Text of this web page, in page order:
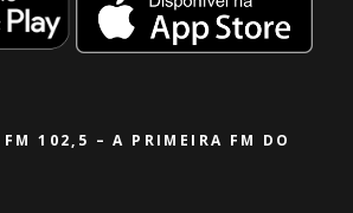
102,5 – A PRIMEIRA FM DO